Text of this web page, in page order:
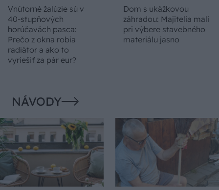
Vnútorné žalúzie sú v
40-stupňových
horúčavách pasca:
Prečo z okna robia
radiátor a ako to
vyriešiť za pár eur?
Dom s ukážkovou
záhradou: Majitelia mali
pri výbere stavebného
materiálu jasno
NÁVODY